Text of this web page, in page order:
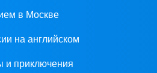
в Москве
на английском
и приключения